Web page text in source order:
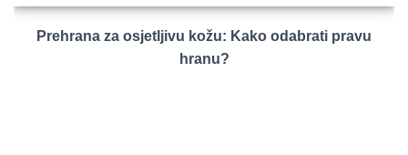
Prehrana za osjetljivu kožu: Kako odabrati pravu
hranu?